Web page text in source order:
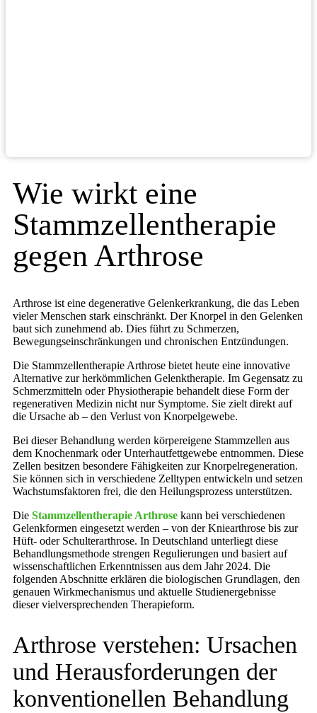
Wie wirkt eine
Stammzellentherapie
gegen Arthrose
Arthrose ist eine degenerative Gelenkerkrankung, die das Leben
vieler Menschen stark einschränkt. Der Knorpel in den Gelenken
baut sich zunehmend ab. Dies führt zu Schmerzen,
Bewegungseinschränkungen und chronischen Entzündungen.
Die Stammzellentherapie Arthrose bietet heute eine innovative
Alternative zur herkömmlichen Gelenktherapie. Im Gegensatz zu
Schmerzmitteln oder Physiotherapie behandelt diese Form der
regenerativen Medizin nicht nur Symptome. Sie zielt direkt auf
die Ursache ab – den Verlust von Knorpelgewebe.
Bei dieser Behandlung werden körpereigene Stammzellen aus
dem Knochenmark oder Unterhautfettgewebe entnommen. Diese
Zellen besitzen besondere Fähigkeiten zur Knorpelregeneration.
Sie können sich in verschiedene Zelltypen entwickeln und setzen
Wachstumsfaktoren frei, die den Heilungsprozess unterstützen.
Die Stammzellentherapie Arthrose kann bei verschiedenen
Gelenkformen eingesetzt werden – von der Kniearthrose bis zur
Hüft- oder Schulterarthrose. In Deutschland unterliegt diese
Behandlungsmethode strengen Regulierungen und basiert auf
wissenschaftlichen Erkenntnissen aus dem Jahr 2024. Die
folgenden Abschnitte erklären die biologischen Grundlagen, den
genauen Wirkmechanismus und aktuelle Studienergebnisse
dieser vielversprechenden Therapieform.
Arthrose verstehen: Ursachen
und Herausforderungen der
konventionellen Behandlung